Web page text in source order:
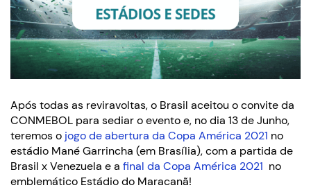
Após todas as reviravoltas, o Brasil aceitou o convite da
CONMEBOL para sediar o evento e, no dia 13 de Junho,
teremos o jogo de abertura da Copa América 2021 no
estádio Mané Garrincha (em Brasília), com a partida de
Brasil x Venezuela e a final da Copa América 2021 no
emblemático Estádio do Maracanã!